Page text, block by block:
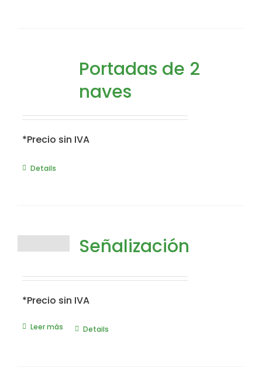
Portadas de 2
naves
*Precio sin IVA
Details
Señalización
*Precio sin IVA
Leer más Details